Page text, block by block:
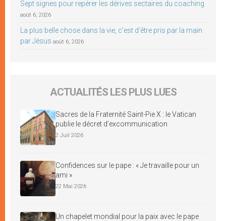
Sept signes pour repérer les dérives sectaires du coaching
août 6, 2026
La plus belle chose dans la vie, c’est d’être pris par la main
par Jésus août 6, 2026
ACTUALITÉS LES PLUS LUES
Sacres de la Fraternité Saint-Pie X : le Vatican
publie le décret d’excommunication
2 Juil 2026
Confidences sur le pape : « Je travaille pour un
ami »
22 Mai 2026
Un chapelet mondial pour la paix avec le pape